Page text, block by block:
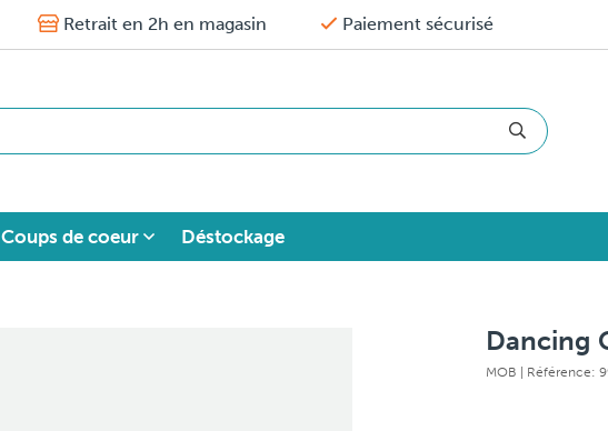
Retrait en 2h en magasin Paiement sécurisé
Coups de coeur Déstockage
Dancing
MOB | Référence: